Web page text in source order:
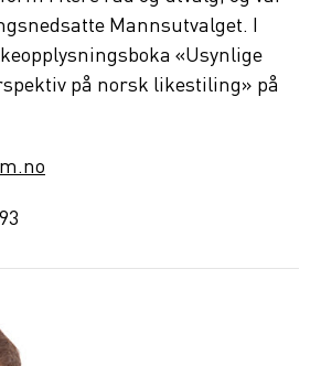
Mannsutvalget. I
«Usynlige
på norsk likestiling» på